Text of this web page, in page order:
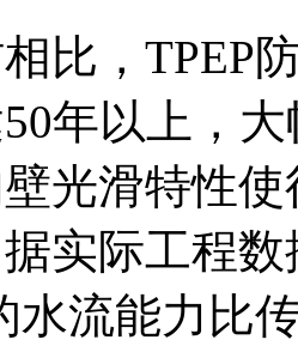
比，TPEP
年以上，
光滑特性
实际工程
水流能力比